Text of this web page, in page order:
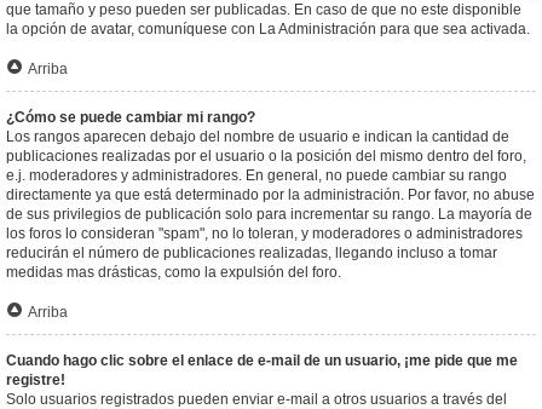
que tamaño y peso pueden ser publicadas. En caso de que no este disponible
la opción de avatar, comuníquese con La Administración para que sea activada.
Arriba
¿Cómo se puede cambiar mi rango?
Los rangos aparecen debajo del nombre de usuario e indican la cantidad de
publicaciones realizadas por el usuario o la posición del mismo dentro del foro,
e.j. moderadores y administradores. En general, no puede cambiar su rango
directamente ya que está determinado por la administración. Por favor, no abuse
de sus privilegios de publicación solo para incrementar su rango. La mayoría de
los foros lo consideran "spam", no lo toleran, y moderadores o administradores
reducirán el número de publicaciones realizadas, llegando incluso a tomar
medidas mas drásticas, como la expulsión del foro.
Arriba
Cuando hago clic sobre el enlace de e-mail de un usuario, ¡me pide que me
registre!
Solo usuarios registrados pueden enviar e-mail a otros usuarios a través del